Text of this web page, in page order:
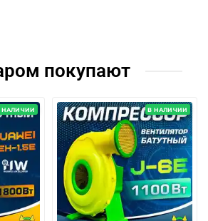
покупают
НАЛИЧИИ В НАЛИЧИИ